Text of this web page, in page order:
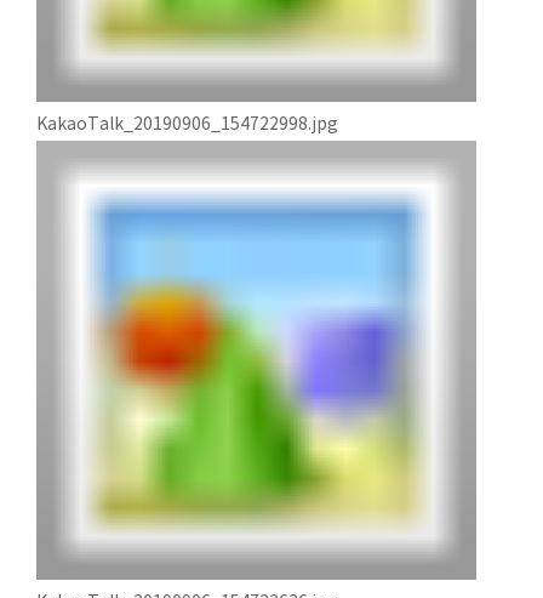
KakaoTalk_20190906_154722998.jpg